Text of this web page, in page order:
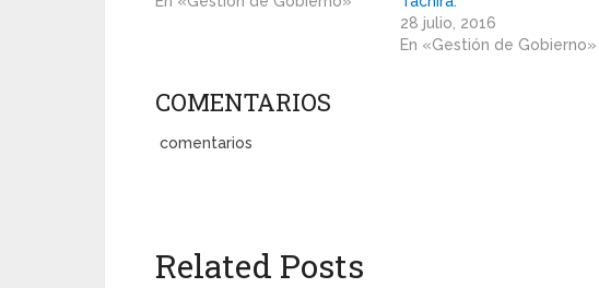
28 julio, 2016
En «Gestión de Gobierno»
COMENTARIOS
comentarios
Related Posts